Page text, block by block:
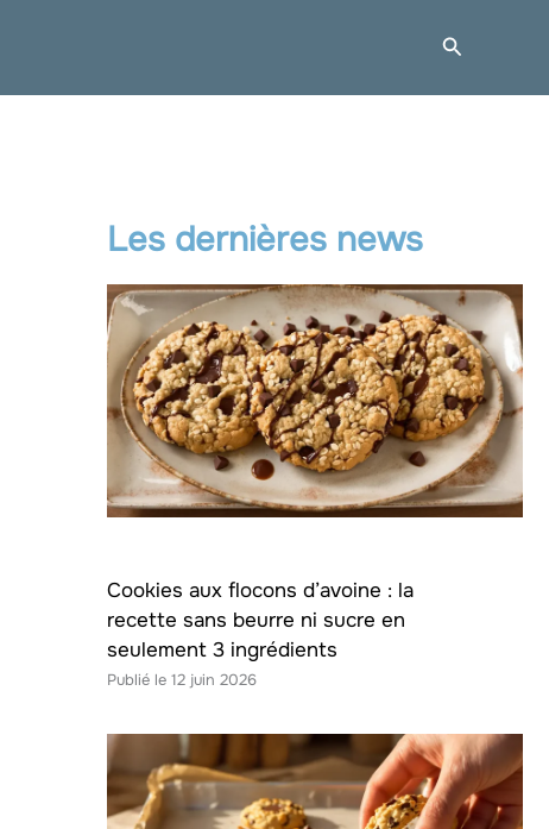
Les dernières news
Cookies aux flocons d’avoine : la
recette sans beurre ni sucre en
seulement 3 ingrédients
12 juin 2026